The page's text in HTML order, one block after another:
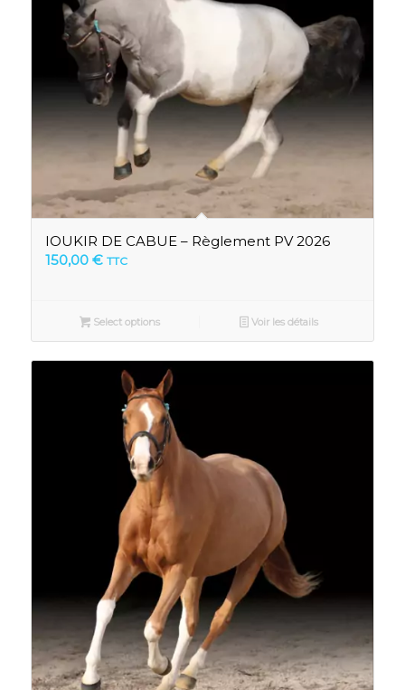
IOUKIR DE CABUE – Règlement PV 2026
150,00 € TTC
Select options Voir les détails